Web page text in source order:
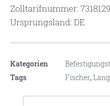
Zolltarifnummer:
Ursprungsland: DE
Kategorien
Tags
Fischer,